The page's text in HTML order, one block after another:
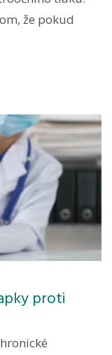
že pokud
proti